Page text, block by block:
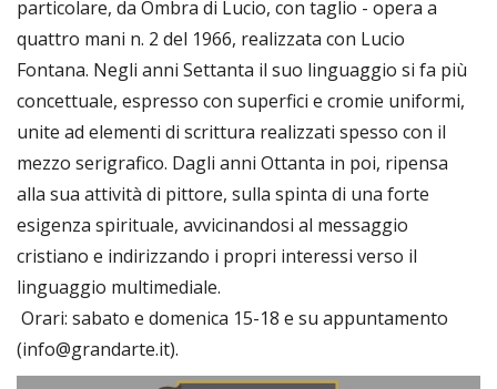
particolare, da Ombra di Lucio, con taglio - opera a
quattro mani n. 2 del 1966, realizzata con Lucio
Fontana. Negli anni Settanta il suo linguaggio si fa più
concettuale, espresso con superfici e cromie uniformi,
unite ad elementi di scrittura realizzati spesso con il
mezzo serigrafico. Dagli anni Ottanta in poi, ripensa
alla sua attività di pittore, sulla spinta di una forte
esigenza spirituale, avvicinandosi al messaggio
cristiano e indirizzando i propri interessi verso il
linguaggio multimediale.
Orari: sabato e domenica 15-18 e su appuntamento
(info@grandarte.it).